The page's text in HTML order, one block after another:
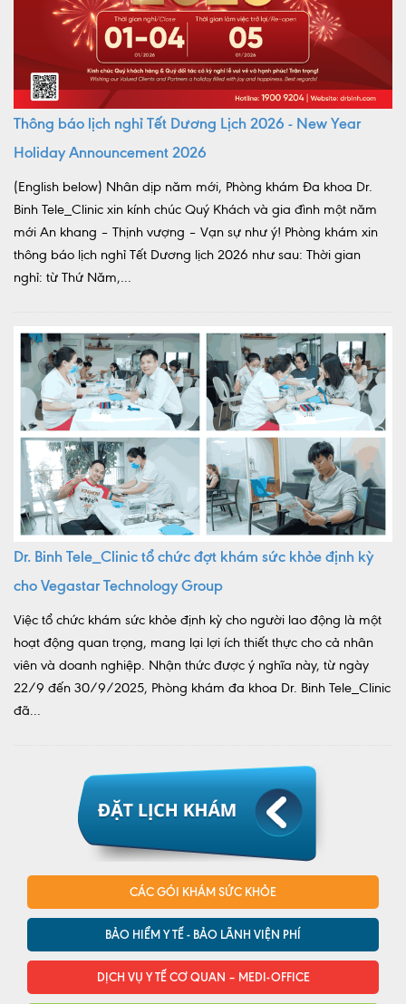
Thông báo lịch nghỉ Tết Dương Lịch 2026 - New Year
Holiday Announcement 2026
(English below) Nhân dịp năm mới, Phòng khám Đa khoa Dr.
Binh Tele_Clinic xin kính chúc Quý Khách và gia đình một năm
mới An khang – Thịnh vượng – Vạn sự như ý! Phòng khám xin
thông báo lịch nghỉ Tết Dương lịch 2026 như sau: Thời gian
nghỉ: từ Thứ Năm,...
Dr. Binh Tele_Clinic tổ chức đợt khám sức khỏe định kỳ
cho Vegastar Technology Group
Việc tổ chức khám sức khỏe định kỳ cho người lao động là một
hoạt động quan trọng, mang lại lợi ích thiết thực cho cả nhân
viên và doanh nghiệp. Nhận thức được ý nghĩa này, từ ngày
22/9 đến 30/9/2025, Phòng khám đa khoa Dr. Binh Tele_Clinic
đã...
CÁC GÓI KHÁM SỨC KHỎE
BẢO HIỂM Y TẾ - BẢO LÃNH VIỆN PHÍ
DỊCH VỤ Y TẾ CƠ QUAN – MEDI-OFFICE